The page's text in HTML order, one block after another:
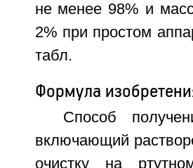
не менее 98% и
2% при простом
табл.
Формула
Способ
включающий
очистку на